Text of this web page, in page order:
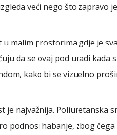
veći nego što zapravo
u malim prostorima gdje je
da se ovaj pod uradi kada
kako bi se vizuelno
je najvažnija. Poliuretanska
podnosi habanje, zbog čega